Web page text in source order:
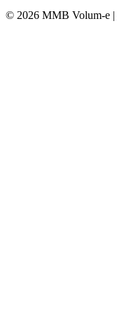
© 2026 MMB Volum-e |